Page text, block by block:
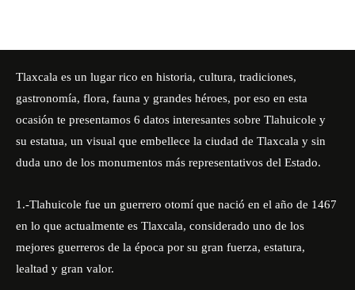
Tlaxcala es un lugar rico en historia, cultura, tradiciones,
gastronomía, flora, fauna y grandes héroes, por eso en esta
ocasión te presentamos 6 datos interesantes sobre Tlahuicole y
su estatua, un visual que embellece la ciudad de Tlaxcala y sin
duda uno de los monumentos más representativos del Estado.
1.-Tlahuicole fue un guerrero otomí que nació en el año de 1467
en lo que actualmente es Tlaxcala, considerado uno de los
mejores guerreros de la época por su gran fuerza, estatura,
lealtad y gran valor.